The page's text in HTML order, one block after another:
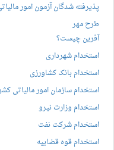
پذیرفته شدگان آزمون امور
طرح مهر
آفرین چیست؟
استخدام شهرداری
استخدام بانک کشاورزی
استخدام سازمان امور مالیاتی
استخدام وزارت نیرو
استخدام شرکت نفت
استخدام قوه قضاییه